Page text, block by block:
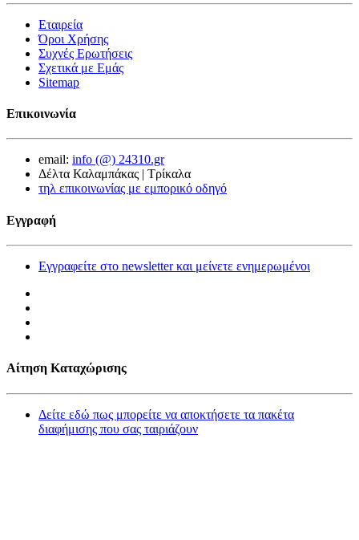
Εταιρεία
Όροι Χρήσης
Συχνές Ερωτήσεις
Σχετικά με Εμάς
Sitemap
Επικοινωνία
email: info (@) 24310.gr
Δέλτα Καλαμπάκας | Τρίκαλα
τηλ επικοινωνίας με εμπορικό οδηγό
Εγγραφή
Εγγραφείτε στο newsletter και μείνετε ενημερωμένοι
Αίτηση Καταχώρισης
Δείτε εδώ πως μπορείτε να αποκτήσετε τα πακέτα
διαφήμισης που σας ταιριάζουν